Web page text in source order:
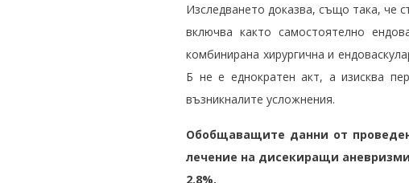
Изследването доказва, също така, че
включва както самостоятелно
комбинирана хирургична и
Б не е еднократен акт, а изисква
възникналите усложнения.
Обобщаващите данни от
лечение на дисекиращи
2.8%.